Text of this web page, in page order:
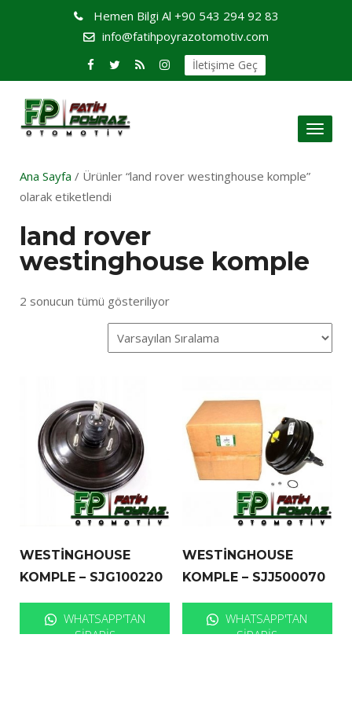
Hemen Bilgi Al +90 543 294 92 83
info@fatihpoyrazotomotiv.com
İletişime Geç
Toggle
Ana Sayfa / Ürünler “land rover westinghouse komple”
olarak etiketlendi
land rover
westinghouse komple
2 sonucun tümü gösteriliyor
WESTİNGHOUSE
KOMPLE – SJG100220
WHATSAPP'TAN
SIPARIŞ
WESTİNGHOUSE
KOMPLE – SJJ500070
WHATSAPP'TAN
SIPARIŞ